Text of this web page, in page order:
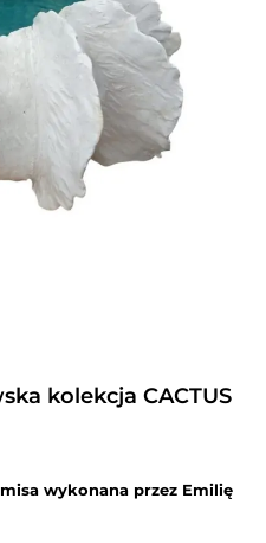
kolekcja CACTUS
wykonana przez Emilię